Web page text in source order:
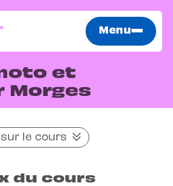
Menu
et
Morges
le cours
du cours